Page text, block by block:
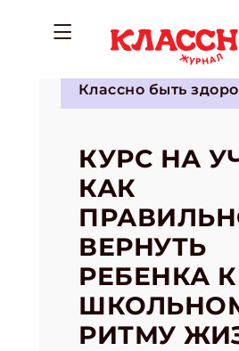
Классно быть
КУРС НА
КАК
ВЕРНУТЬ
РЕБЕНКА К
РИТМУ